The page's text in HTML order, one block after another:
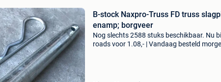
B-stock Naxpro-Truss FD truss
enamp; borgveer
Nog slechts 2588 stuks beschikbaar. Nu
roads voor 1.08,- | Vandaag besteld